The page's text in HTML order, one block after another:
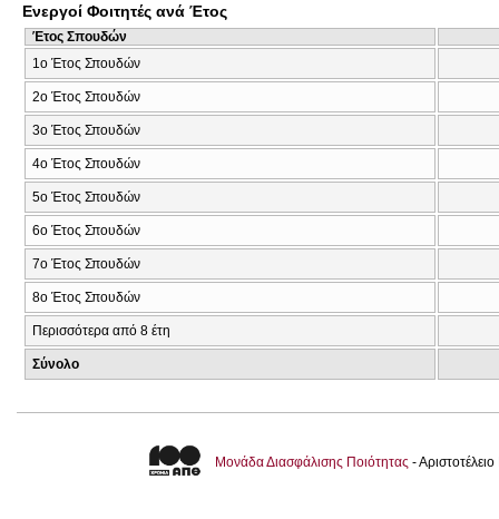
Ενεργοί Φοιτητές ανά Έτος
Έτος Σπουδών
Σύνολο
1ο Έτος Σπουδών
2ο Έτος Σπουδών
3ο Έτος Σπουδών
4ο Έτος Σπουδών
5ο Έτος Σπουδών
6ο Έτος Σπουδών
7ο Έτος Σπουδών
8ο Έτος Σπουδών
Περισσότερα από 8 έτη
Μονάδα Διασφάλισης Ποιότητας -